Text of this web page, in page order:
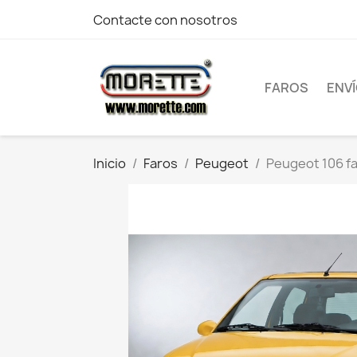
Contacte con nosotros
FAROS
Inicio Faros Peugeot Peugeot 106